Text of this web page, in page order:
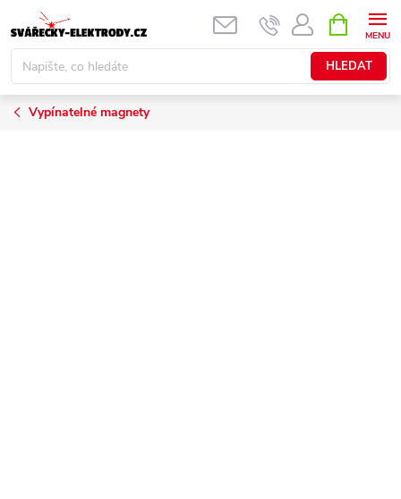
na
obsah
HLEDAT
NÁKUPNÍ
KOŠÍK
Vypínatelné magnety